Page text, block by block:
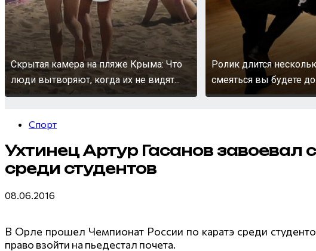
Скрытая камера на пляже Крыма: Что
люди вытворяют, когда их не видят...
Ролик длится
смеяться вы будете
Спорт
Ухтинец Артур Гасанов
среди студентов
08.06.2016
В Орле прошел Чемпионат России по каратэ среди
право взойти на пьедестал почета.